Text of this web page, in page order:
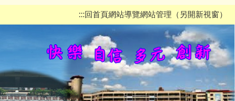
:::回首頁網站導覽網站管理（另開新視窗）